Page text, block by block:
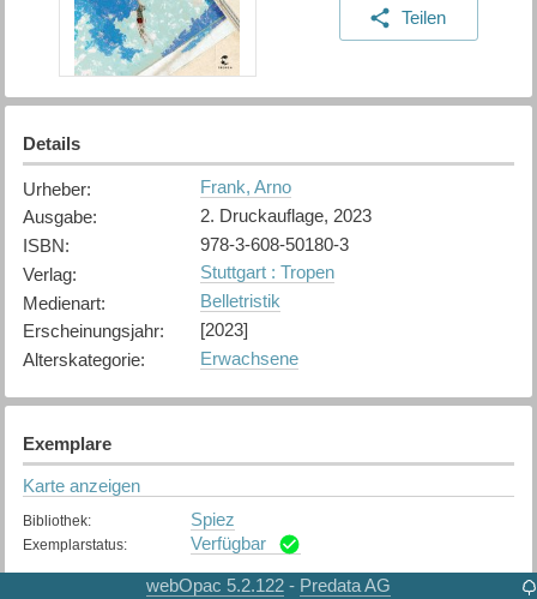
Teilen
Details
Urheber:
Frank, Arno
Ausgabe:
2. Druckauflage, 2023
ISBN:
978-3-608-50180-3
Verlag:
Stuttgart : Tropen
Medienart:
Belletristik
Erscheinungsjahr:
[2023]
Alterskategorie: Erwachsene
Exemplare
Karte anzeigen
Bibliothek: Spiez
Exemplarstatus: Verfügbar
Thun
webOpac 5.2.122 - Predata AG